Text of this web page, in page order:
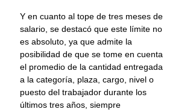
Y en cuanto al tope de tres meses de
salario, se destacó que este límite no
es absoluto, ya que admite la
posibilidad de que se tome en cuenta
el promedio de la cantidad entregada
a la categoría, plaza, cargo, nivel o
puesto del trabajador durante los
últimos tres años, siempre